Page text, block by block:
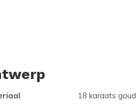
18 karaats goud